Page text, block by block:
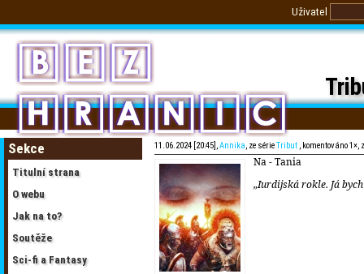
Uživatel
Sekce
Titulní strana
O webu
Jak na to?
Soutěže
Sci-fi a Fantasy
11.06.2024 [20:45],Annika, ze sérieTribut , komentováno 1×,
Na - Tania
„Iurdijská rokle. Já